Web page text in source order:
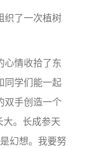
织了一次植树
情收拾了东
同学们能一起
双手创造一个
大。长成参天
幻想。我要努